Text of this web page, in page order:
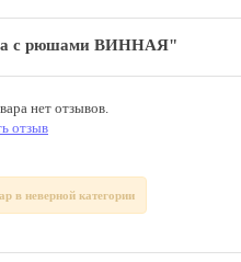
с рюшами ВИННАЯ"
нет отзывов.
отзыв
в неверной категории